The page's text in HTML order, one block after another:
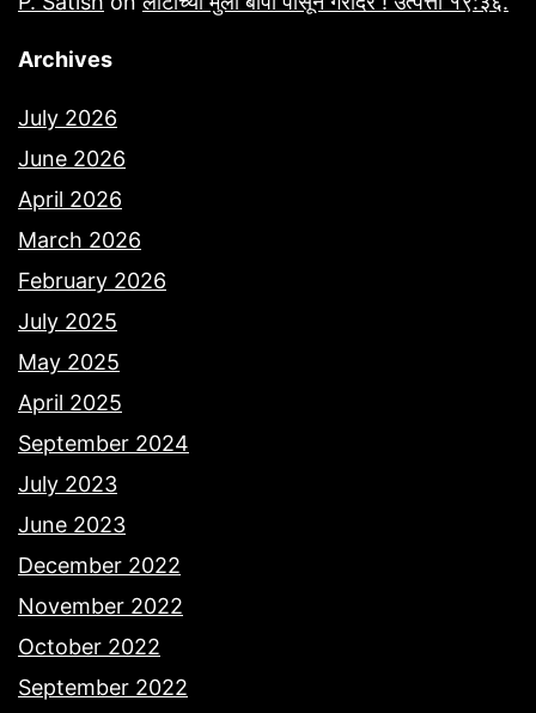
Archives
July 2026
June 2026
April 2026
March 2026
February 2026
July 2025
May 2025
April 2025
September 2024
July 2023
June 2023
December 2022
November 2022
October 2022
September 2022